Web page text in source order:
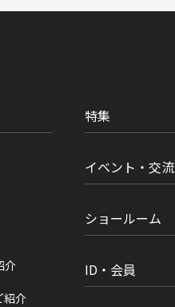
介
紹介
特集
イベント・交流
ショールーム
ID・会員